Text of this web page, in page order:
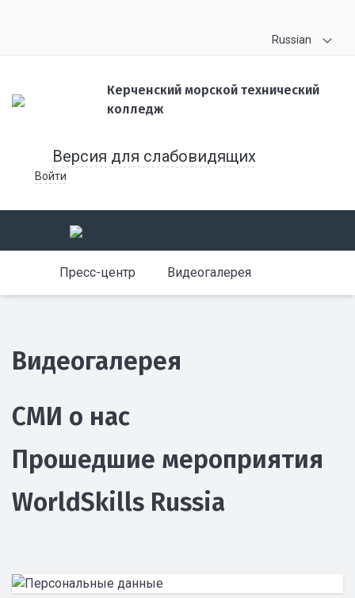
Russian
Керченский морской технический
колледж
Версия для слабовидящих
Войти
Пресс-центр Видеогалерея
Видеогалерея
СМИ о нас
Прошедшие мероприятия
WorldSkills Russia